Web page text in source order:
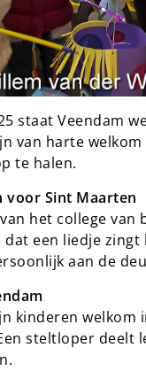
staat Veendam
van harte
te halen.
voor Sint Maarten
het college
een liedje
aan de
kinderen
steltloper deelt